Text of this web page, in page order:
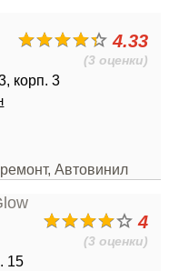
4.33
(3 оценки)
корп. 3
Автовинил
4
(3 оценки)
15